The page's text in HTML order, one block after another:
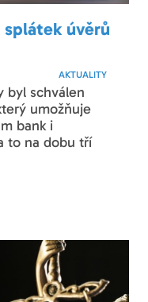
úvěrů
AKTUALITY
byl schválen
umožňuje
bank i
to na dobu tří